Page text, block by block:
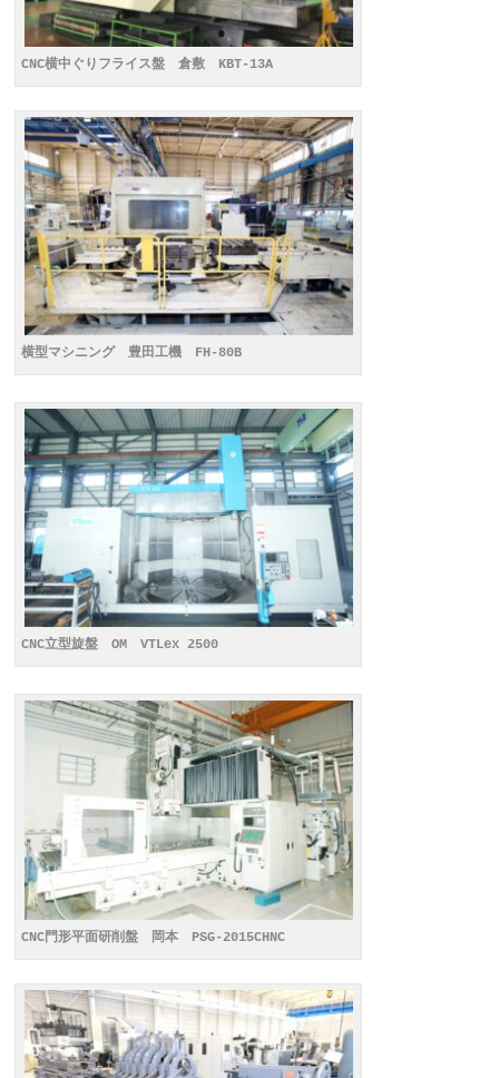
CNC横中ぐりフライス盤 倉敷 KBT-13A
横型マシニング 豊田工機 FH-80B
CNC立型旋盤 OM VTLex 2500
CNC門形平面研削盤 岡本 PSG-2015CHNC